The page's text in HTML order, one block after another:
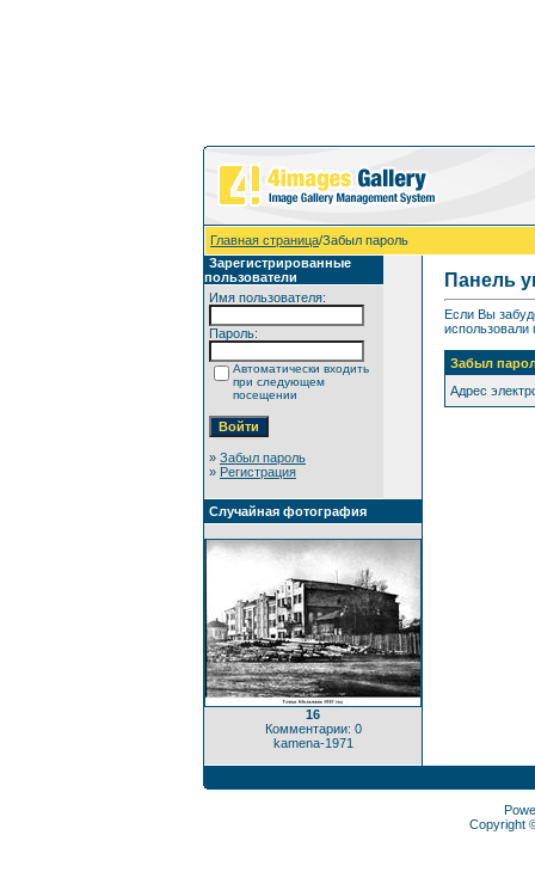
Главная страница/Забыл пароль
Зарегистрированные
пользователи
Имя пользователя:
Пароль:
Автоматически входить
при следующем
посещении
» Забыл пароль
» Регистрация
Случайная фотография
16
Комментарии: 0
kamena-1971
Панель
Если Вы
использовали
Забыл
Адрес
Copyright